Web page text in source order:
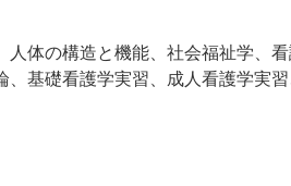
人体の構造と機能、社会福祉学、
、基礎看護学実習、成人看護学実